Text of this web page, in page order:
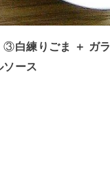
白練りごま ＋ ガラ
ース